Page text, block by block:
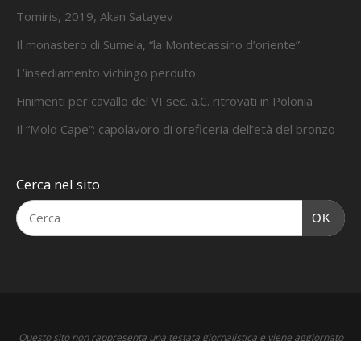
Tomiris, 2019, Akan Satayev
Il monastero di Sumela, “la Montecassino d’oriente”
L’insediamento vichingo perduto
Finimenti per cavallo del VI sec. a.C. ritrovati in Polonia
Il “Mold Cape”: capolavoro di oreficeria dell’età del bronzo
Cerca nel sito
OK
Questo sito non rappresenta una testata giornalistica e viene aggiornato